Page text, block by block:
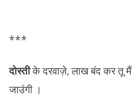
***
दोस्तीके दरवाज़े, लाख बंद कर तू मैं
जाउंगी ।